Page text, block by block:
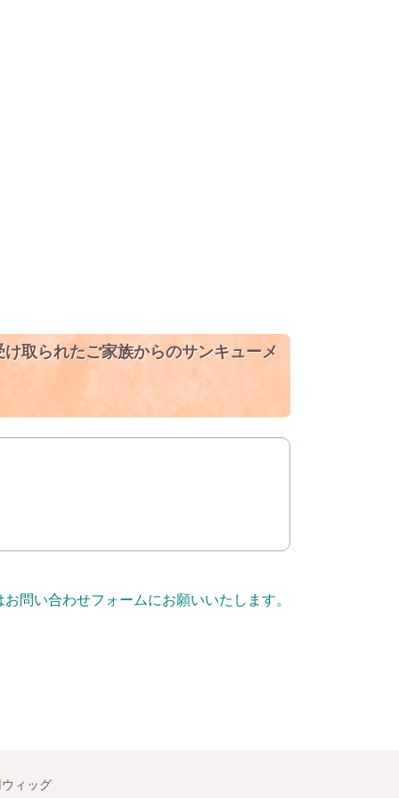
取られたご家族からのサンキューメ
問い合わせフォームにお願いいたします。
ィッグ